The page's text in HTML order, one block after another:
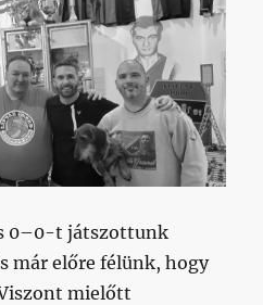
0–0-t játszottunk
már előre félünk, hogy
mielőtt